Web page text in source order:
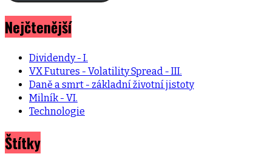
Nejčtenější
Dividendy - I.
VX Futures - Volatility Spread - III.
Daně a smrt - základní životní jistoty
Milník - VI.
Technologie
Štítky